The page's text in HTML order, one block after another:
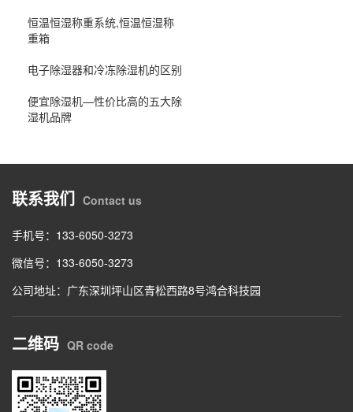
恒温恒湿称重系统,恒温恒湿称
重箱
电子除湿器和冷冻除湿机的区别
便宜除湿机—性价比高的五大除
湿机品牌
联系我们 Contact us
手机号：133-6050-3273
微信号：133-6050-3273
公司地址：广东深圳坪山区青松西路8号鸿合科技园
二维码 QR code